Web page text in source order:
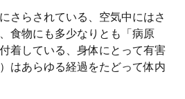
さらされている、空気中にはさ
食物にも多少なりとも「病原
着している、身体にとって有害
はあらゆる経過をたどって体内